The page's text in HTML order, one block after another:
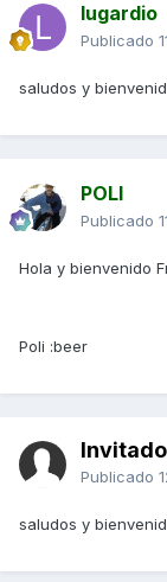
lugardio
Publicado
saludos y
POLI
Publicado
Hola y bienvenido
Poli :beer
Publicado
saludos y